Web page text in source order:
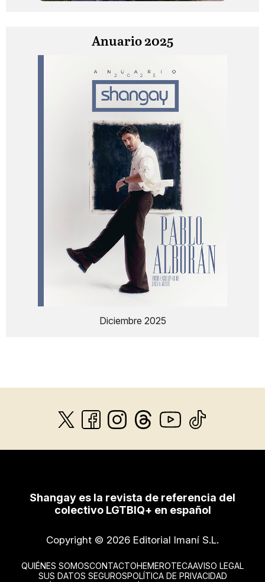
Anuario 2025
Diciembre 2025
Shangay es la revista de referencia del
colectivo LGTBIQ+ en español
Copyright © 2026 Editorial Imaní S.L.
QUIÉNES SOMOSCONTACTOHEMEROTECAAVISO LEGAL
SUS DATOS SEGUROSPOLÍTICA DE PRIVACIDAD